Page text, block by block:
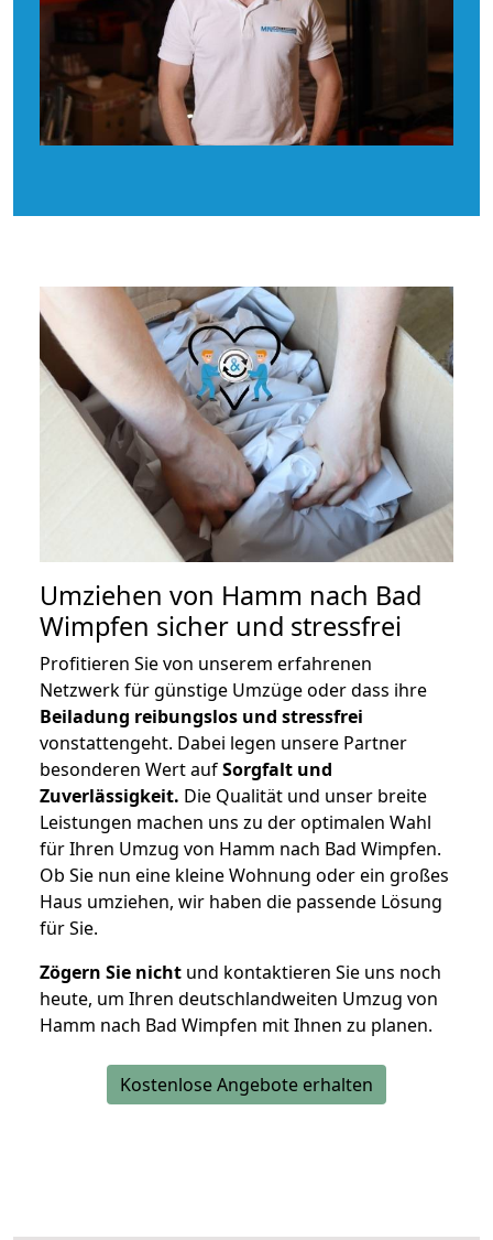
Umziehen von Hamm nach Bad
Wimpfen sicher und stressfrei
Profitieren Sie von unserem erfahrenen
Netzwerk für günstige Umzüge oder dass ihre
Beiladung reibungslos und stressfrei
vonstattengeht. Dabei legen unsere Partner
besonderen Wert aufSorgfalt und
Zuverlässigkeit. Die Qualität und unser breite
Leistungen machen uns zu der optimalen Wahl
für Ihren Umzug von Hamm nach Bad Wimpfen.
Ob Sie nun eine kleine Wohnung oder ein großes
Haus umziehen, wir haben die passende Lösung
für Sie.
Zögern Sie nicht und kontaktieren Sie uns noch
heute, um Ihren deutschlandweiten Umzug von
Hamm nach Bad Wimpfen mit Ihnen zu planen.
Kostenlose Angebote erhalten